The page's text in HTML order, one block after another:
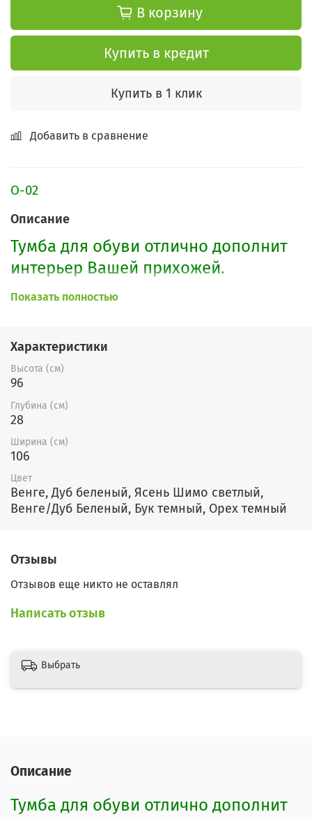
В корзину
Купить в кредит
Купить в 1 клик
Добавить в сравнение
О-02
Описание
Тумба для обуви отлично дополнит
интерьер Вашей прихожей.
Обувница имеет одну распашную
котором можно хранить перчатки,
ключи и другие различные мелочи.
Показать полностью
Характеристики
Высота (см)
96
Глубина (см)
28
Ширина (см)
106
Цвет
Венге, Дуб беленый, Ясень Шимо светлый,
Венге/Дуб Беленый, Бук темный, Орех темный
Отзывы
Отзывов еще никто не оставлял
Написать отзыв
Выбрать
Описание
Тумба для обуви отлично дополнит